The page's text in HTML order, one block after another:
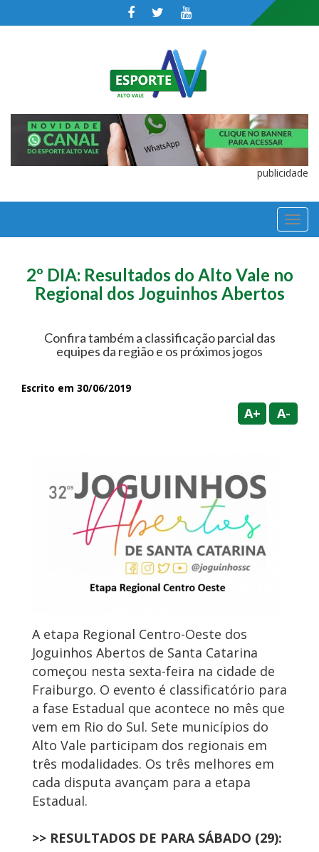
publicidade
2º DIA: Resultados do Alto Vale no
Regional dos Joguinhos Abertos
Confira também a classificação parcial das
equipes da região e os próximos jogos
Escrito em 30/06/2019
A+ A-
A etapa Regional Centro-Oeste dos
Joguinhos Abertos de Santa Catarina
começou nesta sexta-feira na cidade de
Fraiburgo. O evento é classificatório para
a fase Estadual que acontece no mês que
vem em Rio do Sul. Sete municípios do
Alto Vale participam dos regionais em
três modalidades. Os três melhores em
cada disputa avançam para a etapa
Estadual.
>> RESULTADOS DE PARA SÁBADO (29):